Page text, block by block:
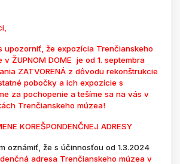
upozorniť, že expozícia Trenčianskeho
ŽUPNOM DOME je od 1. septembra
ZATVORENÁ z dôvodu rekonštrukcie
pobočky a ich expozície s
za pochopenie a tešíme sa na vás v
Trenčianskeho múzea!
KOREŠPONDENČNEJ ADRESY
oznámiť, že s účinnosťou od 1.3.2024
adresa Trenčianskeho múzea v